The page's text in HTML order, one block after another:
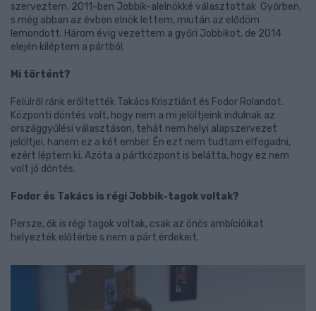
szerveztem. 2011-ben Jobbik-alelnökké választottak Győrben,
s még abban az évben elnök lettem, miután az elődöm
lemondott. Három évig vezettem a győri Jobbikot, de 2014
elején kiléptem a pártból.
Mi történt?
Felülről ránk erőltették Takács Krisztiánt és Fodor Rolandot.
Központi döntés volt, hogy nem a mi jelöltjeink indulnak az
országgyűlési választáson, tehát nem helyi alapszervezet
jelöltjei, hanem ez a két ember. Én ezt nem tudtam elfogadni,
ezért léptem ki. Azóta a pártközpont is belátta, hogy ez nem
volt jó döntés.
Fodor és Takács is régi Jobbik-tagok voltak?
Persze, ők is régi tagok voltak, csak az önös ambícióikat
helyezték előtérbe s nem a párt érdekeit.